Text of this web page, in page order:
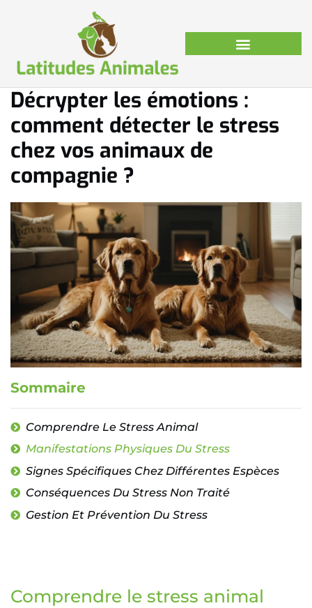
Décrypter les émotions :
comment détecter le stress
chez vos animaux de
compagnie ?
Sommaire
Comprendre Le Stress Animal
Manifestations Physiques Du Stress
Signes Spécifiques Chez Différentes Espèces
Conséquences Du Stress Non Traité
Gestion Et Prévention Du Stress
Comprendre le stress animal